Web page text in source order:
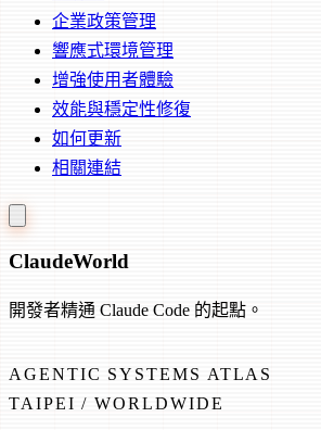
企業政策管理
響應式環境管理
增強使用者體驗
效能與穩定性修復
如何更新
相關連結
ClaudeWorld
開發者精通 Claude Code 的起點。
AGENTIC SYSTEMS ATLAS
TAIPEI / WORLDWIDE